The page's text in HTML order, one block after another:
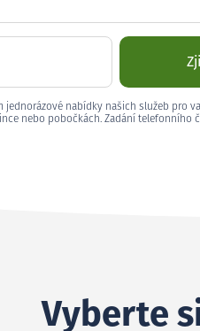
jednorázové nabídky našich služeb pro
nebo pobočkách. Zadání telefonního
Vyberte